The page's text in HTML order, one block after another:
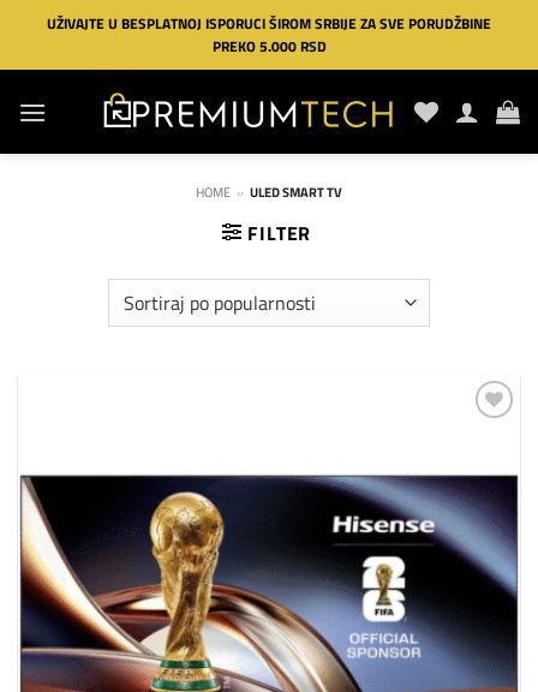
Preskoči
sadržaj
UŽIVAJTE U BESPLATNOJ ISPORUCI ŠIROM SRBIJE ZA SVE PORUDŽBINE
PREKO 5.000 RSD
HOME » ULED SMART TV
FILTER
želja